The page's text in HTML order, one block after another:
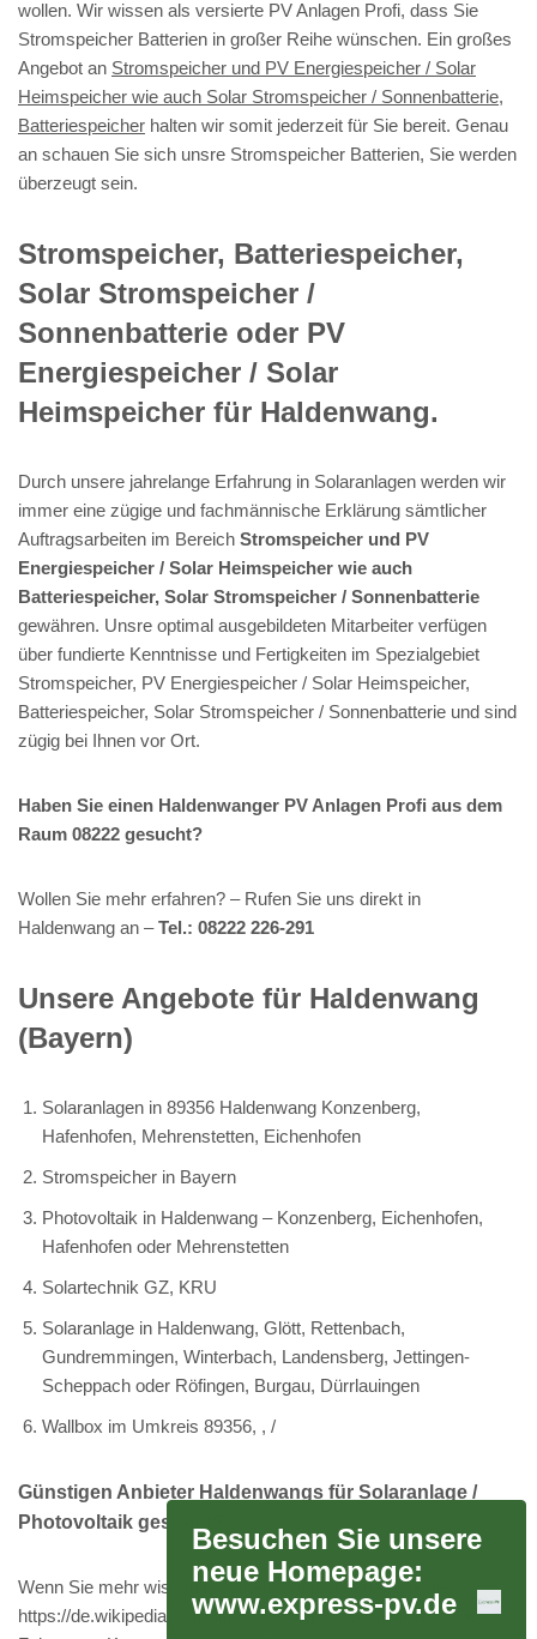
wollen. Wir wissen als versierte PV Anlagen Profi, dass Sie
Stromspeicher Batterien in großer Reihe wünschen. Ein großes
Angebot an Stromspeicher und PV Energiespeicher / Solar
Heimspeicher wie auch Solar Stromspeicher / Sonnenbatterie,
Batteriespeicher halten wir somit jederzeit für Sie bereit. Genau
an schauen Sie sich unsre Stromspeicher Batterien, Sie werden
überzeugt sein.
Stromspeicher, Batteriespeicher,
Solar Stromspeicher /
Sonnenbatterie oder PV
Energiespeicher / Solar
Heimspeicher für Haldenwang.
Durch unsere jahrelange Erfahrung in Solaranlagen werden wir
immer eine zügige und fachmännische Erklärung sämtlicher
Auftragsarbeiten im Bereich Stromspeicher und PV
Energiespeicher / Solar Heimspeicher wie auch
Batteriespeicher, Solar Stromspeicher / Sonnenbatterie
gewähren. Unsre optimal ausgebildeten Mitarbeiter verfügen
über fundierte Kenntnisse und Fertigkeiten im Spezialgebiet
Stromspeicher, PV Energiespeicher / Solar Heimspeicher,
Batteriespeicher, Solar Stromspeicher / Sonnenbatterie und sind
zügig bei Ihnen vor Ort.
Haben Sie einen Haldenwanger PV Anlagen Profi aus dem
Raum 08222 gesucht?
Wollen Sie mehr erfahren? – Rufen Sie uns direkt in
Haldenwang an –Tel.: 08222 226-291
Unsere Angebote für Haldenwang
(Bayern)
Solaranlagen in 89356 Haldenwang Konzenberg,
Hafenhofen, Mehrenstetten, Eichenhofen
Stromspeicher in Bayern
Photovoltaik in Haldenwang – Konzenberg, Eichenhofen,
Hafenhofen oder Mehrenstetten
Solartechnik GZ, KRU
Solaranlage in Haldenwang, Glött, Rettenbach,
Gundremmingen, Winterbach, Landensberg, Jettingen-
Scheppach oder Röfingen, Burgau, Dürrlauingen
Wallbox im Umkreis 89356, , /
Günstigen Anbieter Haldenwangs für Solaranlage /
Photovoltaik gesucht?
Wenn Sie mehr wissen möchten, dann schauen Sie hier:
https://de.wikipedia.org/wiki/Haldenwang_(Schwaben). Das
Besuchen Sie unsere
neue Homepage:
www.express-pv.de